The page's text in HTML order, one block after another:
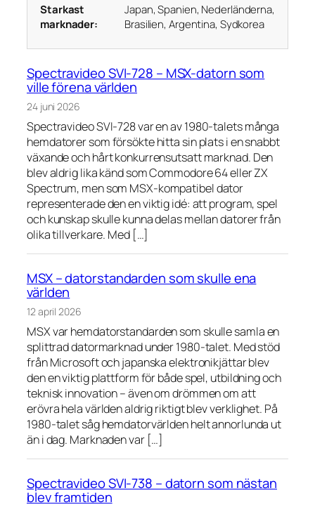
Starkast
marknader:
Japan, Spanien, Nederländerna,
Brasilien, Argentina, Sydkorea
Spectravideo SVI-728 – MSX-datorn som
ville förena världen
24 juni 2026
Spectravideo SVI-728 var en av 1980-talets många
hemdatorer som försökte hitta sin plats i en snabbt
växande och hårt konkurrensutsatt marknad. Den
blev aldrig lika känd som Commodore 64 eller ZX
Spectrum, men som MSX-kompatibel dator
representerade den en viktig idé: att program, spel
och kunskap skulle kunna delas mellan datorer från
olika tillverkare. Med […]
MSX – datorstandarden som skulle ena
världen
12 april 2026
MSX var hemdatorstandarden som skulle samla en
splittrad datormarknad under 1980-talet. Med stöd
från Microsoft och japanska elektronikjättar blev
den en viktig plattform för både spel, utbildning och
teknisk innovation – även om drömmen om att
erövra hela världen aldrig riktigt blev verklighet. På
1980-talet såg hemdatorvärlden helt annorlunda ut
än i dag. Marknaden var […]
Spectravideo SVI-738 – datorn som nästan
blev framtiden